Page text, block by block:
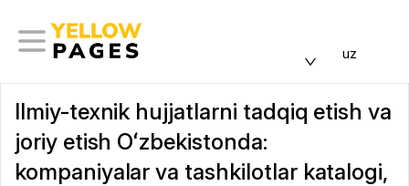
uz
Ilmiy-texnik hujjatlarni tadqiq etish va
joriy etish Oʻzbekistonda:
kompaniyalar va tashkilotlar katalogi,